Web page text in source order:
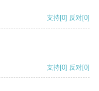
支持[0] 反对[0]
支持[0] 反对[0]